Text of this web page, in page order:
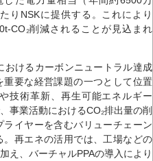
りNSKに提供する。これにより
CO₂削減されることが見込まれ
けるカーボンニュートラル達成
要な経営課題の一つとして位置
技術革新、再生可能エネルギー
事業活動におけるCO₂排出量の削
イヤーを含むバリューチェーン
再エネの活用では、工場などの
え、バーチャルPPAの導入により